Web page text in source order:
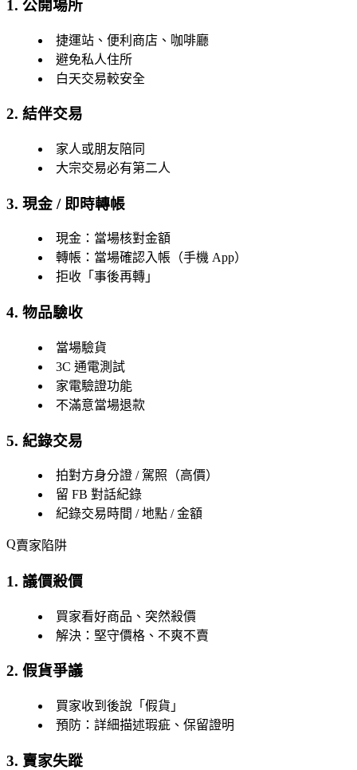
1. 公開場所
捷運站、便利商店、咖啡廳
避免私人住所
白天交易較安全
2. 結伴交易
家人或朋友陪同
大宗交易必有第二人
3. 現金 / 即時轉帳
現金：當場核對金額
轉帳：當場確認入帳（手機 App）
拒收「事後再轉」
4. 物品驗收
當場驗貨
3C 通電測試
家電驗證功能
不滿意當場退款
5. 紀錄交易
拍對方身分證 / 駕照（高價）
留 FB 對話紀錄
紀錄交易時間 / 地點 / 金額
賣家陷阱
1. 議價殺價
買家看好商品、突然殺價
解決：堅守價格、不爽不賣
2. 假貨爭議
買家收到後說「假貨」
預防：詳細描述瑕疵、保留證明
3. 賣家失蹤